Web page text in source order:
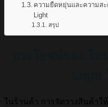
ความยืดหยุ่นและความสะ
Light
สรุป
ในร้านค้า การจัดวางสินค้า